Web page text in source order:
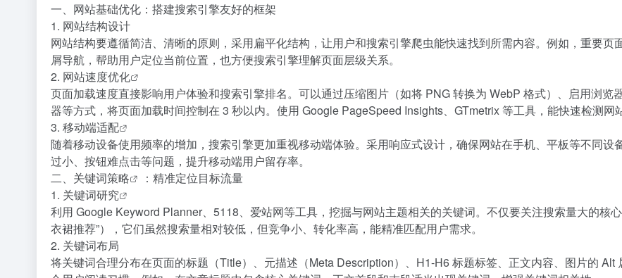
一、网站基础优化：搭建搜索引擎友好的框架
1. 网站结构设计
网站结构要遵循简洁、清晰的原则，采用扁平化结构，让用户和搜索引擎爬虫能快速找到所需内容。例如，重要
屑导航，帮助用户定位当前位置，也方便搜索引擎理解页面层级关系。
2. 网站速度优化
页面加载速度直接影响用户体验和搜索引擎排名。可以通过压缩图片（如将 PNG 转换为 WebP 格式）、启用浏
器等方式，将页面加载时间控制在 3 秒以内。使用 Google PageSpeed Insights、GTmetrix 等工具，能快速检测网
3. 移动端适配
随着移动设备使用频率的增加，搜索引擎更加重视移动端体验。采用响应式设计，确保网站在手机、平板等不同
过小、按钮难点击等问题，提升移动端用户留存率。
二、 关键词策略
：精准定位目标流量
1. 关键词研究
利用 Google Keyword Planner、5118、爱站网等工具，挖掘与网站主题相关的关键词。不仅要关注搜索量大的核
衣裙推荐”），它们虽然搜索量相对较低，但竞争小、转化率高，能精准匹配用户需求。
2. 关键词布局
将关键词合理分布在页面的标题（Title）、元描述（Meta Description）、H1-H6 标题标签、正文内容、图片的